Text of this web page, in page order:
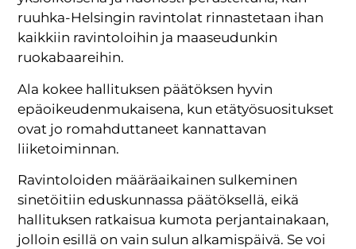
ruuhka-Helsingin ravintolat rinnastetaan ihan
kaikkiin ravintoloihin ja maaseudunkin
ruokabaareihin.
Ala kokee hallituksen päätöksen hyvin
epäoikeudenmukaisena, kun etätyösuositukset
ovat jo romahduttaneet kannattavan
liiketoiminnan.
Ravintoloiden määräaikainen sulkeminen
sinetöitiin eduskunnassa päätöksellä, eikä
hallituksen ratkaisua kumota perjantainakaan,
jolloin esillä on vain sulun alkamispäivä. Se voi